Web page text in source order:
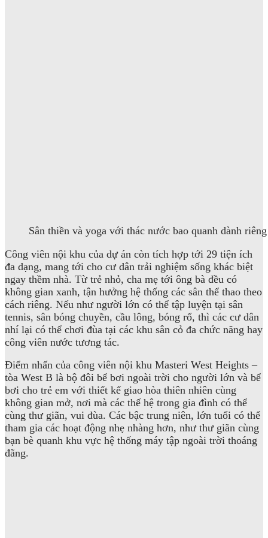
Sân thiền và yoga với thác nước bao quanh dành
Công viên nội khu của dự án còn tích hợp tới 29 tiện ích
đa dạng, mang tới cho cư dân trải nghiệm sống khác biệt
ngay thềm nhà. Từ trẻ nhỏ, cha mẹ tới ông bà đều có
không gian xanh, tận hưởng hệ thống các sân thể thao theo
cách riêng. Nếu như người lớn có thể tập luyện tại sân
tennis, sân bóng chuyền, cầu lông, bóng rổ, thì các cư dân
nhí lại có thể chơi đùa tại các khu sân cỏ đa chức năng hay
công viên nước tương tác.
Điểm nhấn của công viên nội khu Masteri West Heights –
tòa West B là bộ đôi bể bơi ngoài trời cho người lớn và bể
bơi cho trẻ em với thiết kế giao hòa thiên nhiên cùng
không gian mở, nơi mà các thế hệ trong gia đình có thể
cùng thư giãn, vui đùa. Các bậc trung niên, lớn tuổi có thể
tham gia các hoạt động nhẹ nhàng hơn, như thư giãn cùng
bạn bè quanh khu vực hệ thống máy tập ngoài trời thoáng
đãng.